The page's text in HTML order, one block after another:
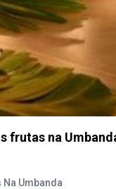
frutas na
Na Umbanda